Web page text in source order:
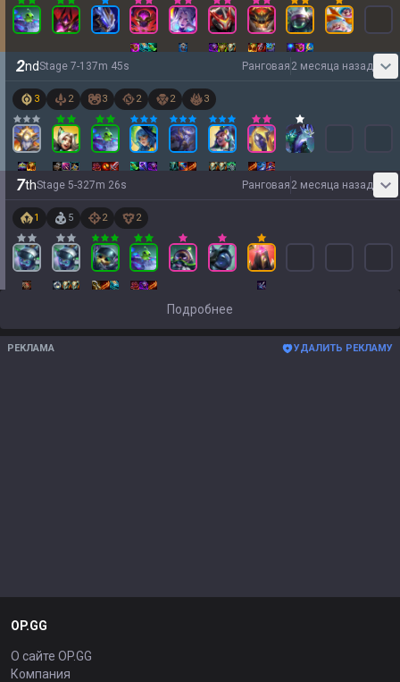
2ndStage 7-1 37m 45s Ранговая 2 месяца назад
3 2 3 2 2 3
7thStage 5-327m 26s Ранговая 2 месяца назад
1 5 2 2
Подробнее
РЕКЛАМА УДАЛИТЬ РЕКЛАМУ
OP.GG
О сайте OP.GG
Компания